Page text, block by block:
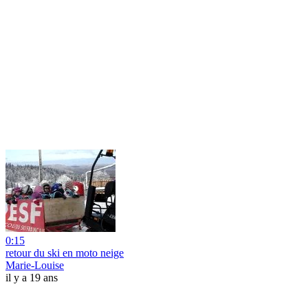
0:15
retour du ski en moto neige
Marie-Louise
il y a 19 ans